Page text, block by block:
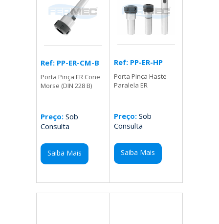
Ref: PP-ER-CM-B
Porta Pinça ER Cone
Morse (DIN 228 B)
Preço: Sob
Consulta
Saiba Mais
Ref: PP-ER-HP
Porta Pinça Haste
Paralela ER
Preço:Sob
Consulta
Saiba Mais